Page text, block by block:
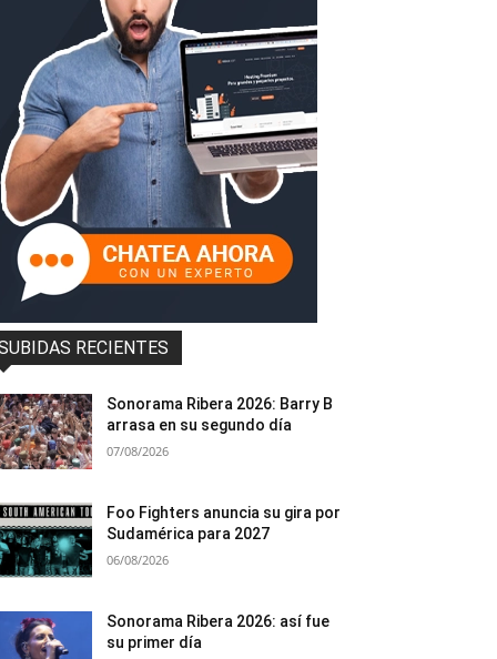
RECIENTES
Sonorama Ribera 2026: Barry B
arrasa en su segundo día
07/08/2026
Foo Fighters anuncia su gira por
Sudamérica para 2027
06/08/2026
Sonorama Ribera 2026: así fue
su primer día